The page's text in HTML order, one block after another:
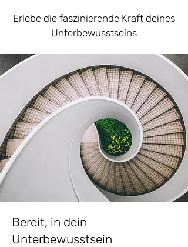
Erlebe die faszinierende Kraft deines
Unterbewusstseins
Bereit, in dein
Unterbewusstsein